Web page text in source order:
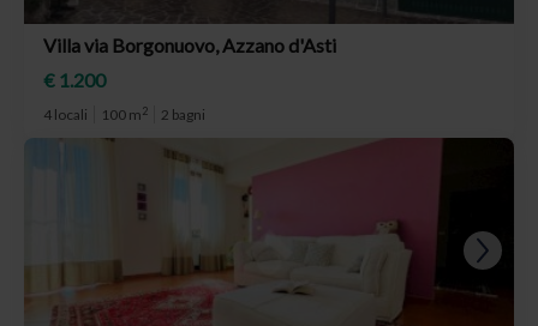
Villa via Borgonuovo, Azzano d'Asti
€ 1.200
4 locali 100 m2 2 bagni